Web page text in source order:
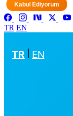
Kabul Ediyorum
TR EN
TR EN